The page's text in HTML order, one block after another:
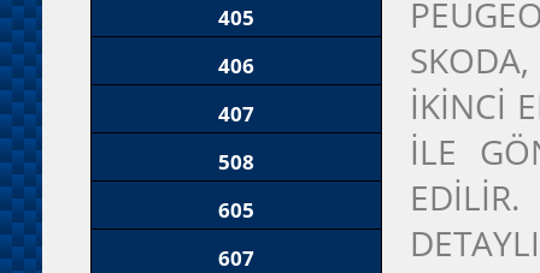
405
406
407
508
605
607
İKİNCİ
İLE